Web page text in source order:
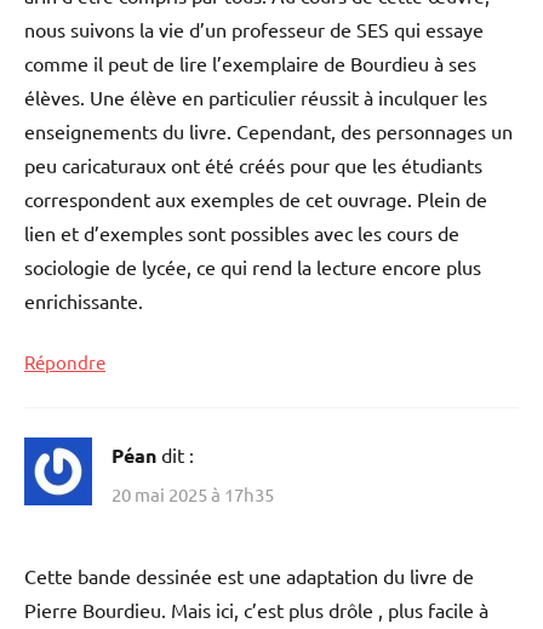
nous suivons la vie d’un professeur de SES qui essaye
comme il peut de lire l’exemplaire de Bourdieu à ses
élèves. Une élève en particulier réussit à inculquer les
enseignements du livre. Cependant, des personnages un
peu caricaturaux ont été créés pour que les étudiants
correspondent aux exemples de cet ouvrage. Plein de
lien et d’exemples sont possibles avec les cours de
sociologie de lycée, ce qui rend la lecture encore plus
enrichissante.
Répondre
Péan dit :
20 mai 2025 à 17h35
Cette bande dessinée est une adaptation du livre de
Pierre Bourdieu. Mais ici, c’est plus drôle , plus facile à